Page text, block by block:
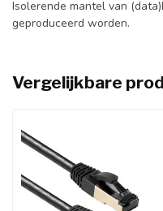
Isolerende mantel van
geproduceerd worden.
Vergelijkbare